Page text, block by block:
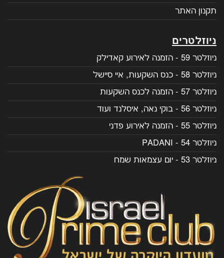
תקנון האתר
ניוזלטרים
ניוזלטר 59 - הזמנה לאירוע קאדילק
ניוזלטר 58 - כנס השקעות, איי סיישל
ניוזלטר 57 - הזמנה לכנס השקעות
ניוזלטר 56 - בוקי נאה, איסלנד ועוד
ניוזלטר 55 - הזמנה לאירוע פדני
ניוזלטר 54 - PADANI
ניוזלטר 53 - יום עצמאות שמח